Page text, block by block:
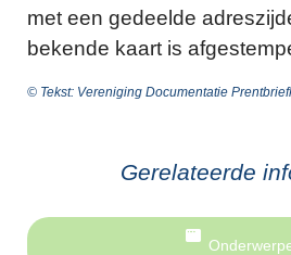
met een gedeelde
bekende kaart is
© Tekst: Vereniging Documentatie
Gerelateerde